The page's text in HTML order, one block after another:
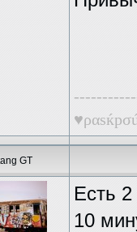
GT
Есть
10